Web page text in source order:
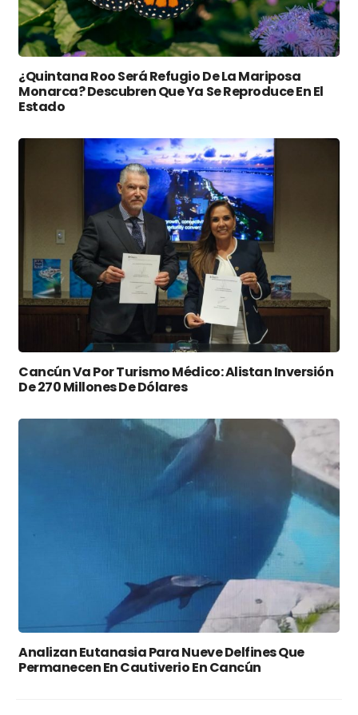
¿Quintana Roo Será Refugio De La Mariposa
Monarca? Descubren Que Ya Se Reproduce En El
Estado
Cancún Va Por Turismo Médico: Alistan Inversión
De 270 Millones De Dólares
Analizan Eutanasia Para Nueve Delfines Que
Permanecen En Cautiverio En Cancún